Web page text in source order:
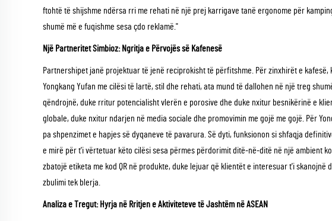
ftohtë të shijshme ndërsa rri me rehati në një prej karrigave tanë ergonome për
shumë më e fuqishme sesa çdo reklamë."
Një Partneritet Simbioz: Ngritja e Përvojës së Kafenesë
Partnershipet janë projektuar të jenë reciprokisht të përfitshme. Për zinxhirët e
Yongkang Yufan me cilësi të lartë, stil dhe rehati, ata mund të dallohen në një treg
qëndrojnë, duke rritur potencialisht vlerën e porosive dhe duke nxitur besnikërinë e
globale, duke nxitur ndarjen në media sociale dhe promovimin me gojë me gojë. Për
pa shpenzimet e hapjes së dyqaneve të pavarura. Së dyti, funksionon si shfaqja
e mirë për t'i vërtetuar këto cilësi sesa përmes përdorimit ditë-në-ditë në një ambient
zbatojë etiketa me kod QR në produkte, duke lejuar që klientët e interesuar t'i
zbulimi tek blerja.
Analiza e Tregut: Hyrja në Rritjen e Aktiviteteve të Jashtëm në ASEAN